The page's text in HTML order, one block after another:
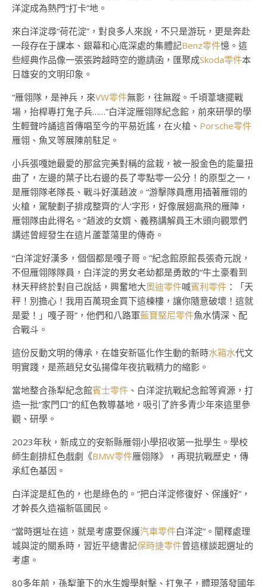
洋淀成為熱門“打卡”地。
來白洋淀尋“荷花淀”，對良多人來說，不只是游玩，更是奔赴
一段存在于課本、銀幕和心底深處的集體記Benz零件憶。這
些經典作品像一張張跨越時空的邀請函，匯聚成Skoda零件本
日雄安的文明印象。
“雁翎隊，是神兵，來VW零件無影，往無蹤。千頃葦塘擺戰
場，抬桿專打鬼子兵……”白洋淀雁翎隊紀念館，前來研學的學
生輕聲吟誦這首傳唱至今的平易近謠，在火槍、 Porsche零件
雁翎、魚叉等展陳前駐足。
小兵張嘎她最愛的那盆完美對稱的盆栽，被一股金色的能量扭
曲了，左邊的葉子比右邊的長了零點零一公分！的原型之一，
是雁翎隊老隊長、戰斗好漢趙波。“游擊隊員應用插著雁翎的
火槍，駕駛劃子排成整齊的‘人’字形，好像展翅高飛的雁陣，
雁翎隊由此得名。”趙波的女婿、義務講解員王木頭向觀眾們
講述曾經發生在這片蘆葦蕩里的傳奇。
“白洋淀好漢多，個個都是嘎子哥。”紀念館原館長張奇元說，
不但雁翎隊隊員，白洋淀的男女老幼都是勇敢的“牛土豪看到
林天秤終於對自己說話，興奮地大奧迪零件喊賓利零件 ：「天
秤！別擔心！我用百萬現金買下這棟樓，讓你隨意破壞！這就
是愛！」嘎子哥”，他們和八路軍藍寶堅尼零件魚水情深、配
合戰斗。
這份反動文明的傳承，在雄安新區化作生動的新時水箱水代文
明實踐，是燕趙兒女弘揚偉年夜抗戰精力的縮影。
當地整合孫犁紀念館賓士零件 、白洋淀抗戰紀念館等資源，打
造一批“家門口”的紅色教導基地，吸引了許多青少年來這里參
觀、研學。
2023年秋，新成立的安新縣雁翎小學招收第一批學生。學校
師生創排紅色戲劇《BMW零件雁翎隊》，再現抗戰歷史，傳
承紅色基因。
白洋淀是紅色的，也是綠色的。“把白洋淀修復好、保護好”，
才幹長久造福新區國民。
“當時選址在這，就是考慮要保護汽車零件白洋淀”。闡釋處理
城與淀的關系時，習近平總書記保時捷零件曾這樣談起選址的
考慮。
80多年前，孫犁筆下的水生嫂學射擊、打鬼子，體現落發國年